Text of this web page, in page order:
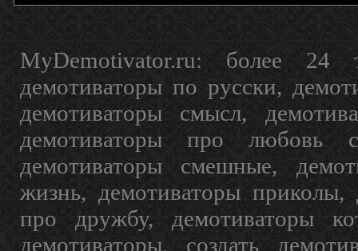
MyDemotivator.ru: более 24
демотиваторы по русски,
демотиваторы смысл,
демотиваторы про любовь
демотиваторы смешные,
жизнь, демотиваторы приколы,
про дружбу, демотиваторы
демотиваторы, создать